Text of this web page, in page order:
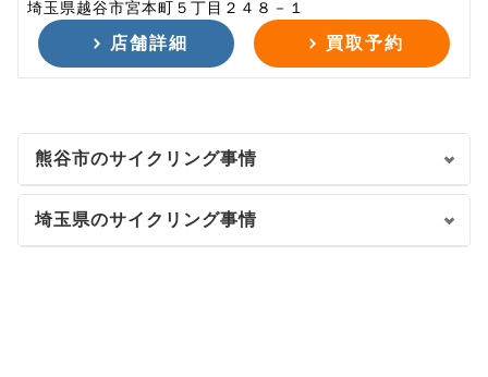
埼玉県越谷市宮本町５丁目２４８－１
店舗詳細 買取予約
熊谷市のサイクリング事情
埼玉県のサイクリング事情